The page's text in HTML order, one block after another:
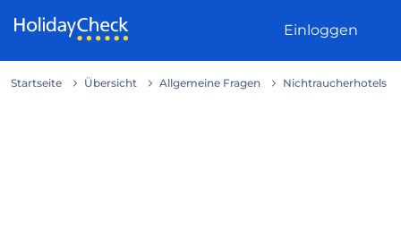
Einloggen
Startseite Übersicht Allgemeine Fragen Nichtraucherhotels